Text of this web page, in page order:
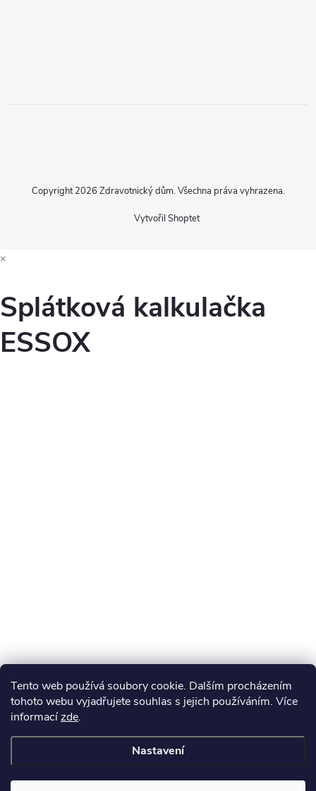
Tento web používá soubory cookie. Dalším procházením
tohoto webu vyjadřujete souhlas s jejich používáním. Více
informacízde.
Nastavení
Vytvořil Shoptet
Copyright 2026 Zdravotnický dům. Všechna práva vyhrazena.
×
Splátková kalkulačka
ESSOX